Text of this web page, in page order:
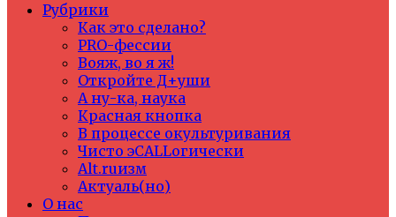
Рубрики
Как это сделано?
PRO-фессии
Вояж, во я ж!
Откройте Д+уши
А ну-ка, наука
Красная кнопка
В процессе окультуривания
Чисто эCALLогически
Alt.ruизм
Актуаль(но)
О нас